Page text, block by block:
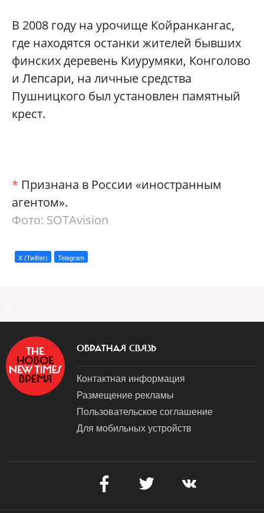
В 2008 году на урочище Койранкангас,
где находятся останки жителей бывших
финских деревень Киурумяки, Конголово
и Лепсари, на личные средства
Пушницкого был установлен памятный
крест.
* Признана в России «иностранным
агентом».
Фото: SOTAvision
X (Twitter) Telegram
ОБРАТНАЯ СВЯЗЬ
Контактная информация
Размещение рекламы
Пользовательское соглашение
Для мобильных устройств